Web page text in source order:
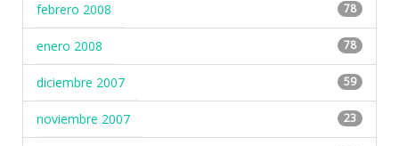
febrero 2008 78
enero 2008 78
diciembre 2007 59
noviembre 2007 23